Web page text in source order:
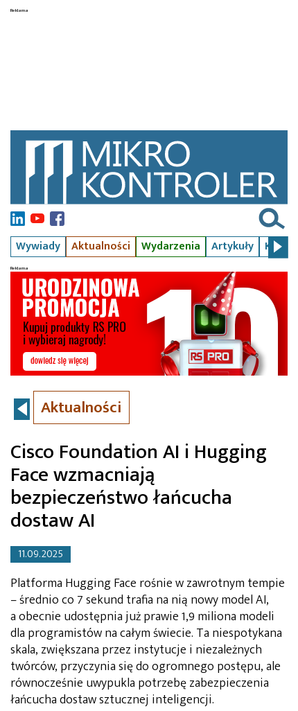
Wywiady Aktualności Wydarzenia Artykuły Kursy
Aktualności
Cisco Foundation AI i Hugging
Face wzmacniają
bezpieczeństwo łańcucha
dostaw AI
11.09.2025
Platforma Hugging Face rośnie w zawrotnym tempie
– średnio co 7 sekund trafia na nią nowy model AI,
a obecnie udostępnia już prawie 1,9 miliona modeli
dla programistów na całym świecie. Ta niespotykana
skala, zwiększana przez instytucje i niezależnych
twórców, przyczynia się do ogromnego postępu, ale
równocześnie uwypukla potrzebę zabezpieczenia
łańcucha dostaw sztucznej inteligencji.